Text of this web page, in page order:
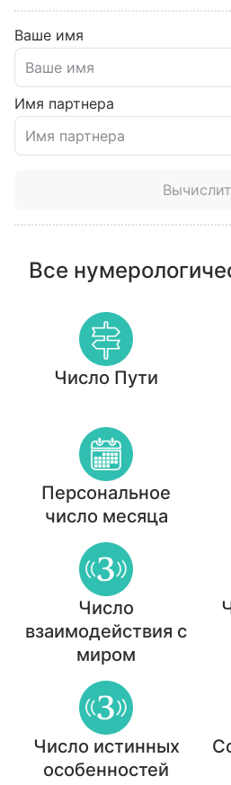
Ваше имя
Имя партнера
Все
Число Пути
Персональное
число месяца
Число
взаимодействия с
миром
Число истинных
особенностей